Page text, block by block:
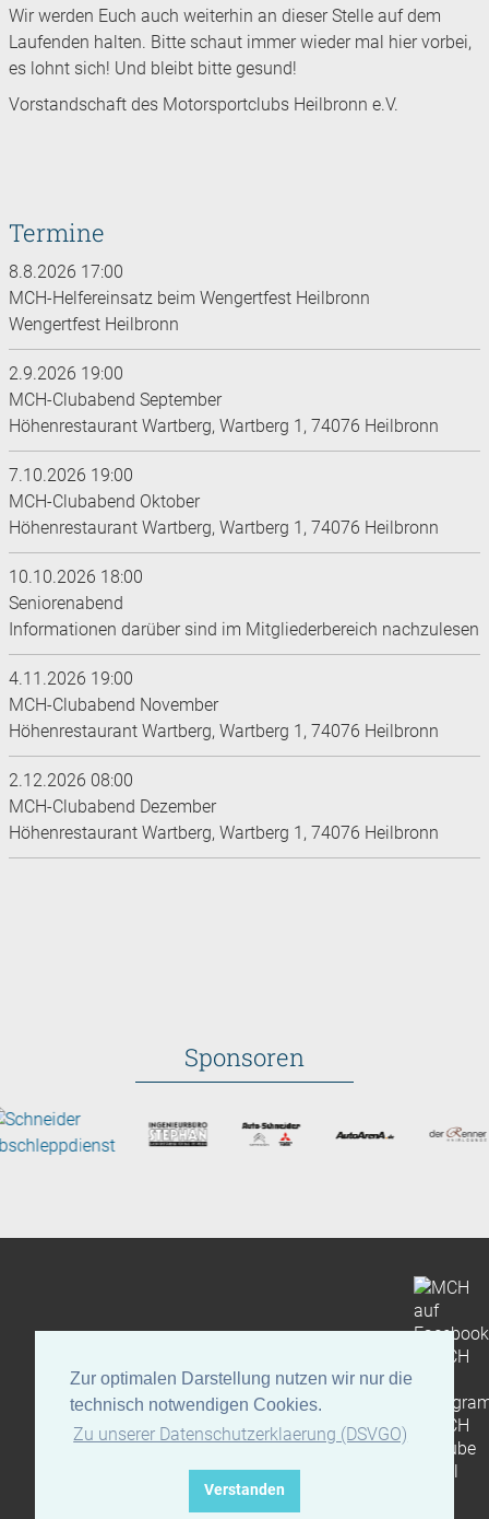
Zur optimalen Darstellung nutzen wir nur die
technisch notwendigen Cookies.
Zu unserer Datenschutzerklaerung (DSVGO)
Verstanden
Wir werden Euch auch weiterhin an dieser Stelle auf dem
Laufenden halten. Bitte schaut immer wieder mal hier vorbei,
es lohnt sich! Und bleibt bitte gesund!
Vorstandschaft des Motorsportclubs Heilbronn e.V.
Termine
8.8.2026 17:00
MCH-Helfereinsatz beim Wengertfest Heilbronn
Wengertfest Heilbronn
2.9.2026 19:00
MCH-Clubabend September
Höhenrestaurant Wartberg, Wartberg 1, 74076 Heilbronn
7.10.2026 19:00
MCH-Clubabend Oktober
Höhenrestaurant Wartberg, Wartberg 1, 74076 Heilbronn
10.10.2026 18:00
Seniorenabend
Informationen darüber sind im Mitgliederbereich nachzulesen
4.11.2026 19:00
MCH-Clubabend November
Höhenrestaurant Wartberg, Wartberg 1, 74076 Heilbronn
2.12.2026 08:00
MCH-Clubabend Dezember
Höhenrestaurant Wartberg, Wartberg 1, 74076 Heilbronn
Sponsoren
Impressum Datenschutz